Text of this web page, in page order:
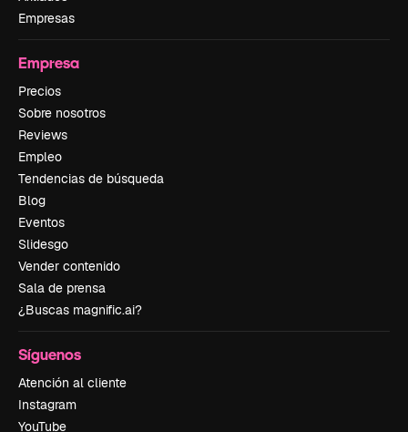
Empresas
Empresa
Precios
Sobre nosotros
Reviews
Empleo
Tendencias de búsqueda
Blog
Eventos
Slidesgo
Vender contenido
Sala de prensa
¿Buscas magnific.ai?
Síguenos
Atención al cliente
Instagram
YouTube